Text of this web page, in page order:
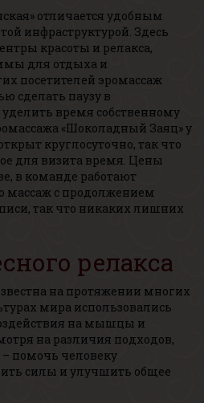
отличается удобным
инфраструктурой. Здесь
красоты и релакса,
для отдыха и
посетителей эромассаж
сделать паузу в
время собственному
«Шоколадный Заяц» у
круглосуточно, так что
для визита время. Цены
в команде работают
массаж с продолжением
так что никаких лишних
релакса
на протяжении многих
мира использовались
на мышцы и
на различия подходов,
– помочь человеку
силы и улучшить общее